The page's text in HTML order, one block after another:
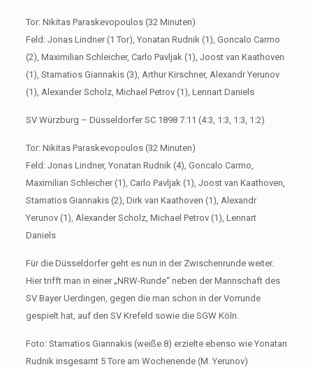
Tor: Nikitas Paraskevopoulos (32 Minuten)
Feld: Jonas Lindner (1 Tor), Yonatan Rudnik (1), Goncalo Carmo
(2), Maximilian Schleicher, Carlo Pavljak (1), Joost van Kaathoven
(1), Stamatios Giannakis (3), Arthur Kirschner, Alexandr Yerunov
(1), Alexander Scholz, Michael Petrov (1), Lennart Daniels
SV Würzburg – Düsseldorfer SC 1898 7:11 (4:3, 1:3, 1:3, 1:2)
Tor: Nikitas Paraskevopoulos (32 Minuten)
Feld: Jonas Lindner, Yonatan Rudnik (4), Goncalo Carmo,
Maximilian Schleicher (1), Carlo Pavljak (1), Joost van Kaathoven,
Stamatios Giannakis (2), Dirk van Kaathoven (1), Alexandr
Yerunov (1), Alexander Scholz, Michael Petrov (1), Lennart
Daniels
Für die Düsseldorfer geht es nun in der Zwischenrunde weiter.
Hier trifft man in einer „NRW-Runde“ neben der Mannschaft des
SV Bayer Uerdingen, gegen die man schon in der Vorrunde
gespielt hat, auf den SV Krefeld sowie die SGW Köln.
Foto: Stamatios Giannakis (weiße 8) erzielte ebenso wie Yonatan
Rudnik insgesamt 5 Tore am Wochenende (M. Yerunov)